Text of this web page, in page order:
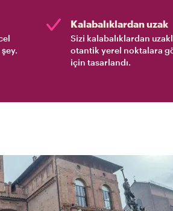
Kalabalıklardan uzak
Sizi kalabalıklardan
otantik yerel noktalara
için tasarlandı.